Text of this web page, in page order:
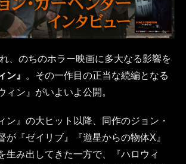
、のちのホラー映画に多大なる影響を
ン』
。その一作目の正当な続編となる
ィン』がいよいよ公開。
ン』の大ヒット以降、同作のジョン・
が『ゼイリブ』『遊星からの物体X』
生み出してきた一方で、『ハロウィ